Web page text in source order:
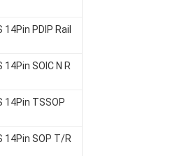
PDIP Rail
SOIC N R
14Pin TSSOP
14Pin SOP T/R